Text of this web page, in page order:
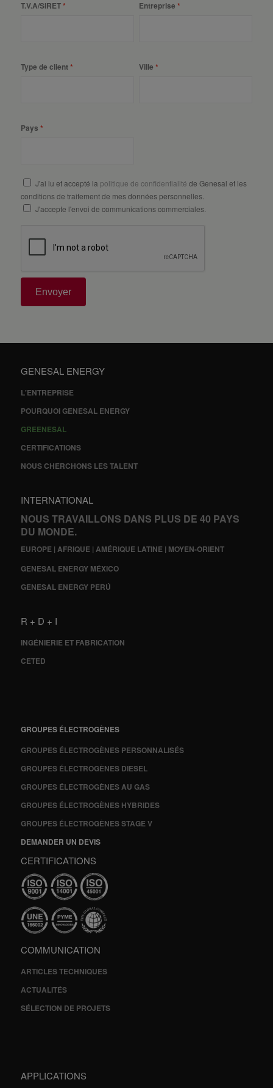
T.V.A/SIRET Entreprise
Type de client Ville
Pays
J'ai lu et accepté la politique de confidentialité de Genesal et les
conditions de traitement de mes données personnelles.
J'accepte l'envoi de communications commerciales.
Envoyer
GENESAL ENERGY
L'ENTREPRISE
POURQUOI GENESAL ENERGY
GREENESAL
CERTIFICATIONS
NOUS CHERCHONS LES TALENT
INTERNATIONAL
NOUS TRAVAILLONS DANS PLUS DE 40 PAYS
DU MONDE.
EUROPE | AFRIQUE | AMÉRIQUE LATINE | MOYEN-ORIENT
GENESAL ENERGY MÉXICO
GENESAL ENERGY PERÚ
R + D + I
INGÉNIERIE ET FABRICATION
CETED
GROUPES ÉLECTROGÈNES
GROUPES ÉLECTROGÈNES PERSONNALISÉS
GROUPES ÉLECTROGÈNES DIESEL
GROUPES ÉLECTROGÈNES AU GAS
GROUPES ÉLECTROGÈNES HYBRIDES
GROUPES ÉLECTROGÈNES STAGE V
DEMANDER UN DEVIS
CERTIFICATIONS
COMMUNICATION
ARTICLES TECHNIQUES
ACTUALITÉS
SÉLECTION DE PROJETS
APPLICATIONS